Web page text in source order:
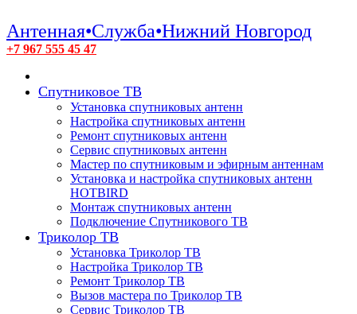
Антенная•Служба•Нижний Новгород
+7 967 555 45 47
Спутниковое ТВ
Установка спутниковых антенн
Настройка спутниковых антенн
Ремонт спутниковых антенн
Сервис спутниковых антенн
Мастер по спутниковым и эфирным антеннам
Установка и настройка спутниковых антенн
HOTBIRD
Монтаж спутниковых антенн
Подключение Спутникового ТВ
Триколор ТВ
Установка Триколор ТВ
Настройка Триколор ТВ
Ремонт Триколор ТВ
Вызов мастера по Триколор ТВ
Сервис Триколор ТВ